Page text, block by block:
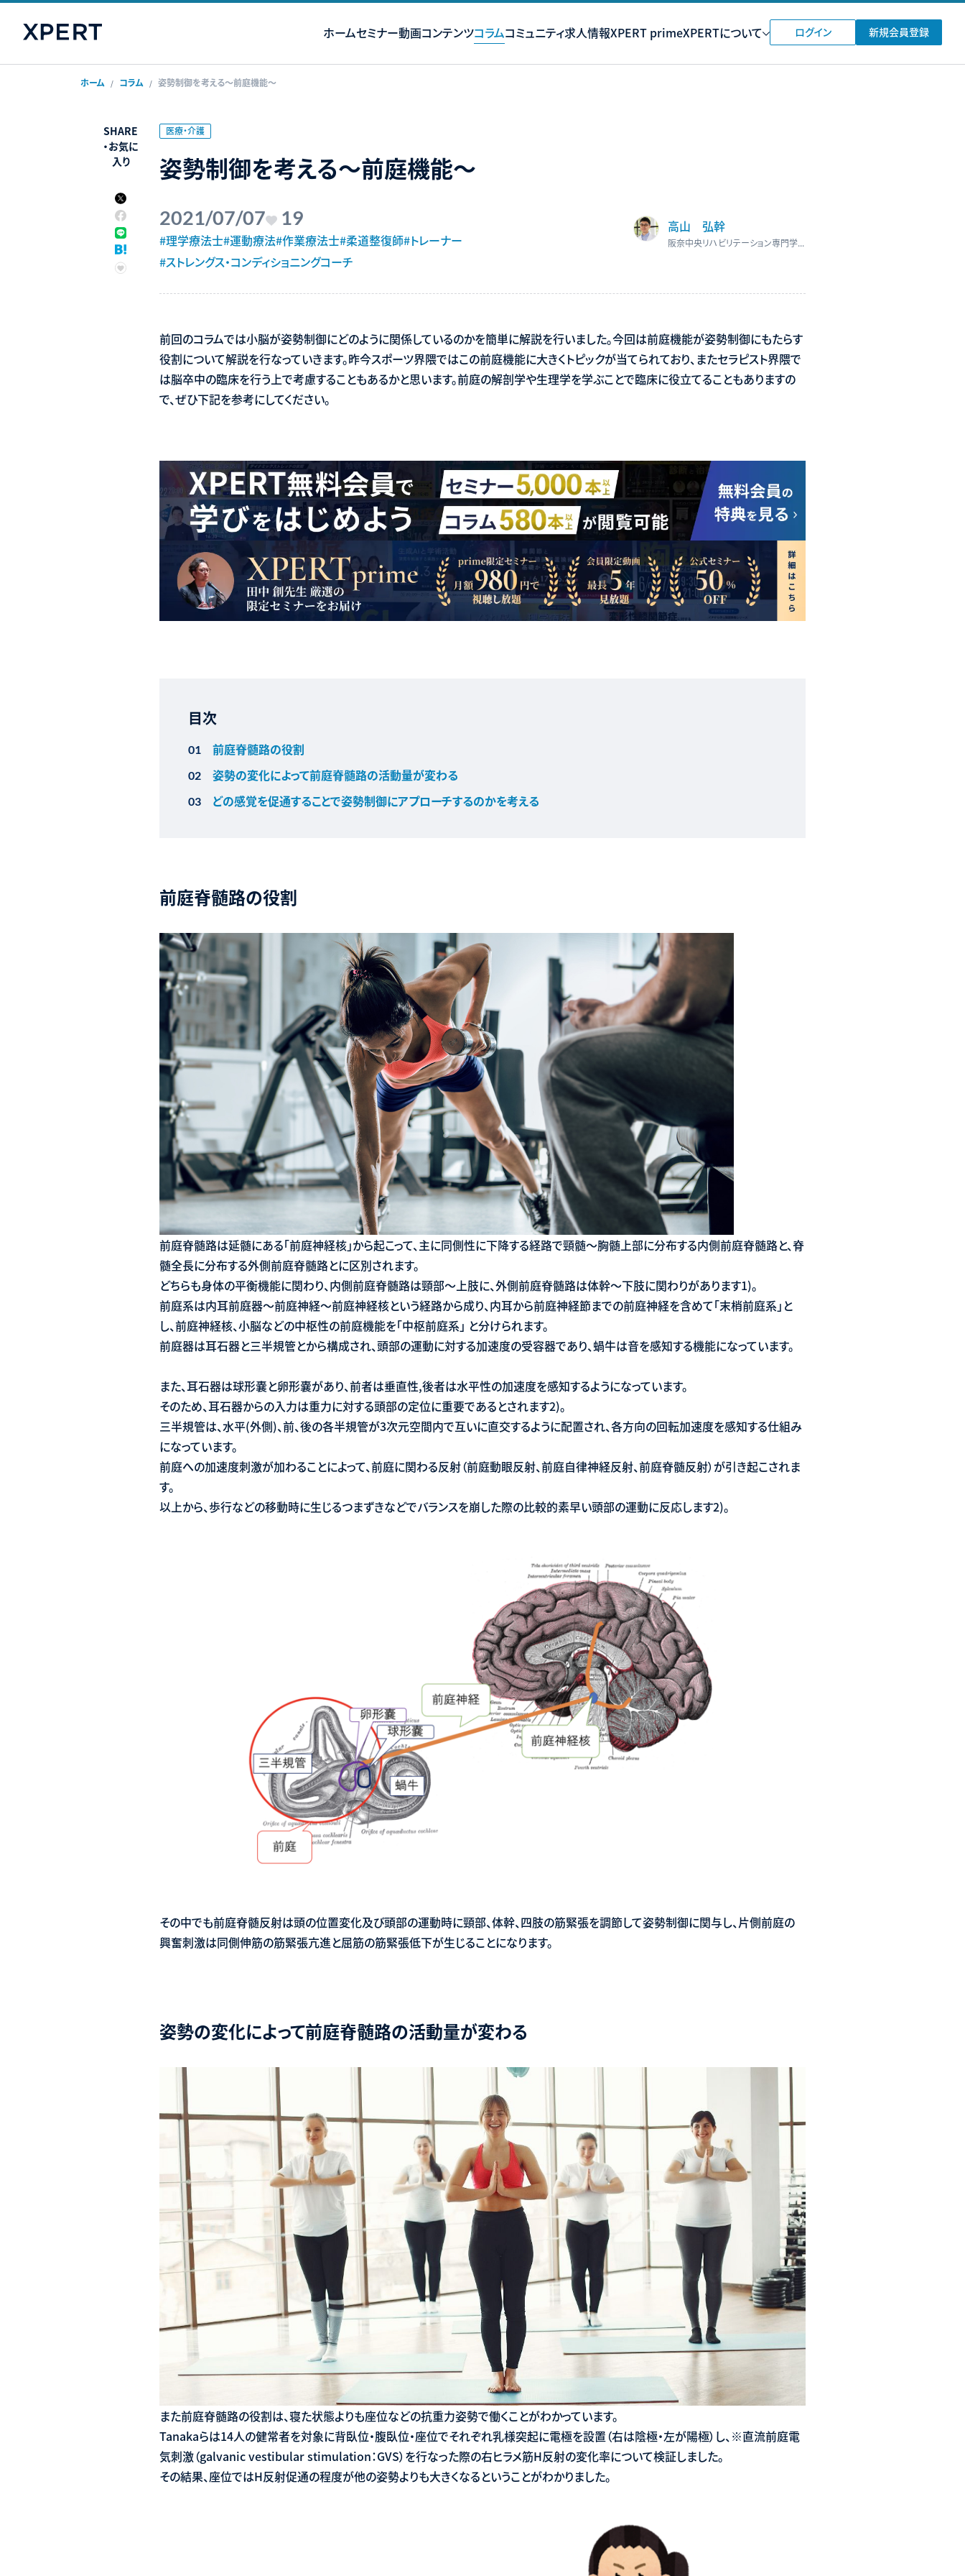
ホームセミナー動画コンテンツコラムコミュニティ求人情報XPERT primeXPERTについて ログイン 新規会員登録
ホーム コラム 姿勢制御を考える〜前庭機能〜
医療・介護
姿勢制御を考える〜前庭機能〜
2021/07/07 19
#理学療法士#運動療法#作業療法士#柔道整復師#トレーナー
#ストレングス・コンディショニングコーチ
高山 弘幹
阪奈中央リハビリテーション専門学校 理学療法学科 専任講師
SHARE
・お気に
入り
前回のコラムでは小脳が姿勢制御にどのように関係しているのかを簡単に解説を行いました。今回は前庭機能が姿勢制御にもたらす
役割について解説を行なっていきます。昨今スポーツ界隈ではこの前庭機能に大きくトピックが当てられており、またセラピスト界隈で
は脳卒中の臨床を行う上で考慮することもあるかと思います。前庭の解剖学や生理学を学ぶことで臨床に役立てることもありますの
で、ぜひ下記を参考にしてください。
目次
前庭脊髄路の役割
姿勢の変化によって前庭脊髄路の活動量が変わる
どの感覚を促通することで姿勢制御にアプローチするのかを考える
前庭脊髄路の役割
前庭脊髄路は延髄にある「前庭神経核」から起こって、主に同側性に下降する経路で頸髄〜胸髄上部に分布する内側前庭脊髄路と、脊
髄全長に分布する外側前庭脊髄路とに区別されます。
どちらも身体の平衡機能に関わり、内側前庭脊髄路は頸部〜上肢に、外側前庭脊髄路は体幹〜下肢に関わりがあります1)。
前庭系は内耳前庭器〜前庭神経〜前庭神経核という経路から成り、内耳から前庭神経節までの前庭神経を含めて「末梢前庭系」と
し、前庭神経核、小脳などの中枢性の前庭機能を「中枢前庭系」 と分けられます。
前庭器は耳石器と三半規管とから構成され、頭部の運動に対する加速度の受容器であり、蝸牛は音を感知する機能になっています。
また、耳石器は球形嚢と卵形嚢があり、前者は垂直性,後者は水平性の加速度を感知するようになっています。
そのため、耳石器からの入力は重力に対する頭部の定位に重要であるとされます2)。
三半規管は、水平(外側)、前、後の各半規管が3次元空間内で互いに直交するように配置され、各方向の回転加速度を感知する仕組み
になっています。
前庭への加速度刺激が加わることによって、前庭に関わる反射（前庭動眼反射、前庭自律神経反射、前庭脊髄反射）が引き起こされま
す。
以上から、歩行などの移動時に生じるつまずきなどでバランスを崩した際の比較的素早い頭部の運動に反応します2)。
その中でも前庭脊髄反射は頭の位置変化及び頭部の運動時に頸部、体幹、四肢の筋緊張を調節して姿勢制御に関与し、片側前庭の
興奮刺激は同側伸筋の筋緊張亢進と屈筋の筋緊張低下が生じることになります。
姿勢の変化によって前庭脊髄路の活動量が変わる
また前庭脊髄路の役割は、寝た状態よりも座位などの抗重力姿勢で働くことがわかっています。
Tanakaらは14人の健常者を対象に背臥位・腹臥位・座位でそれぞれ乳様突起に電極を設置（右は陰極・左が陽極）し、※直流前庭電
気刺激（galvanic vestibular stimulation：GVS）を行なった際の右ヒラメ筋H反射の変化率について検証しました。
その結果、座位ではH反射促通の程度が他の姿勢よりも大きくなるということがわかりました。